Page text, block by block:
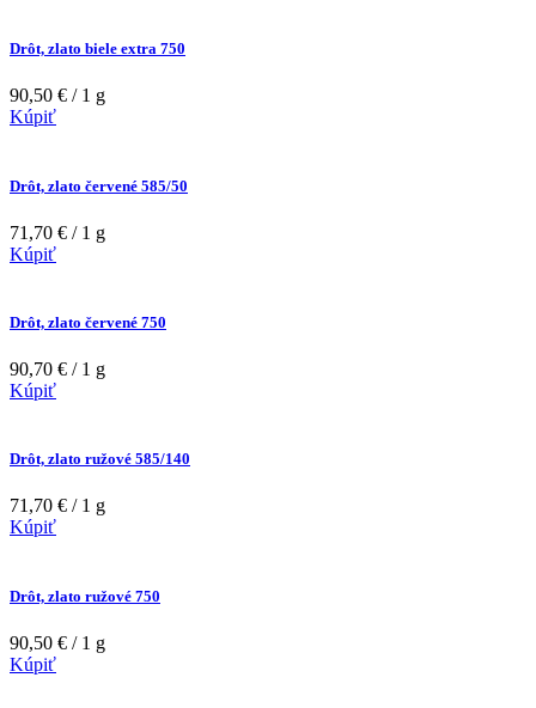
Drôt, zlato biele extra 750
90,50 € / 1 g
Kúpiť
Drôt, zlato červené 585/50
71,70 € / 1 g
Kúpiť
Drôt, zlato červené 750
90,70 € / 1 g
Kúpiť
Drôt, zlato ružové 585/140
71,70 € / 1 g
Kúpiť
Drôt, zlato ružové 750
90,50 € / 1 g
Kúpiť